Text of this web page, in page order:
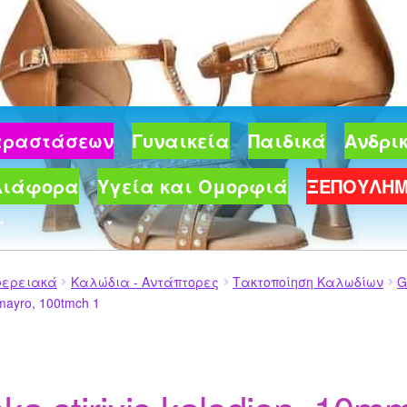
Γυναικεία Παιδικά
Υγεία και Ομορφιά
Καλώδια - Αντάπτορες Τακτοποίηση Καλωδίων
100tmch 1